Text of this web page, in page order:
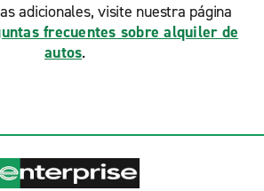
adicionales, visite nuestra página
frecuentes sobre alquiler de
autos.